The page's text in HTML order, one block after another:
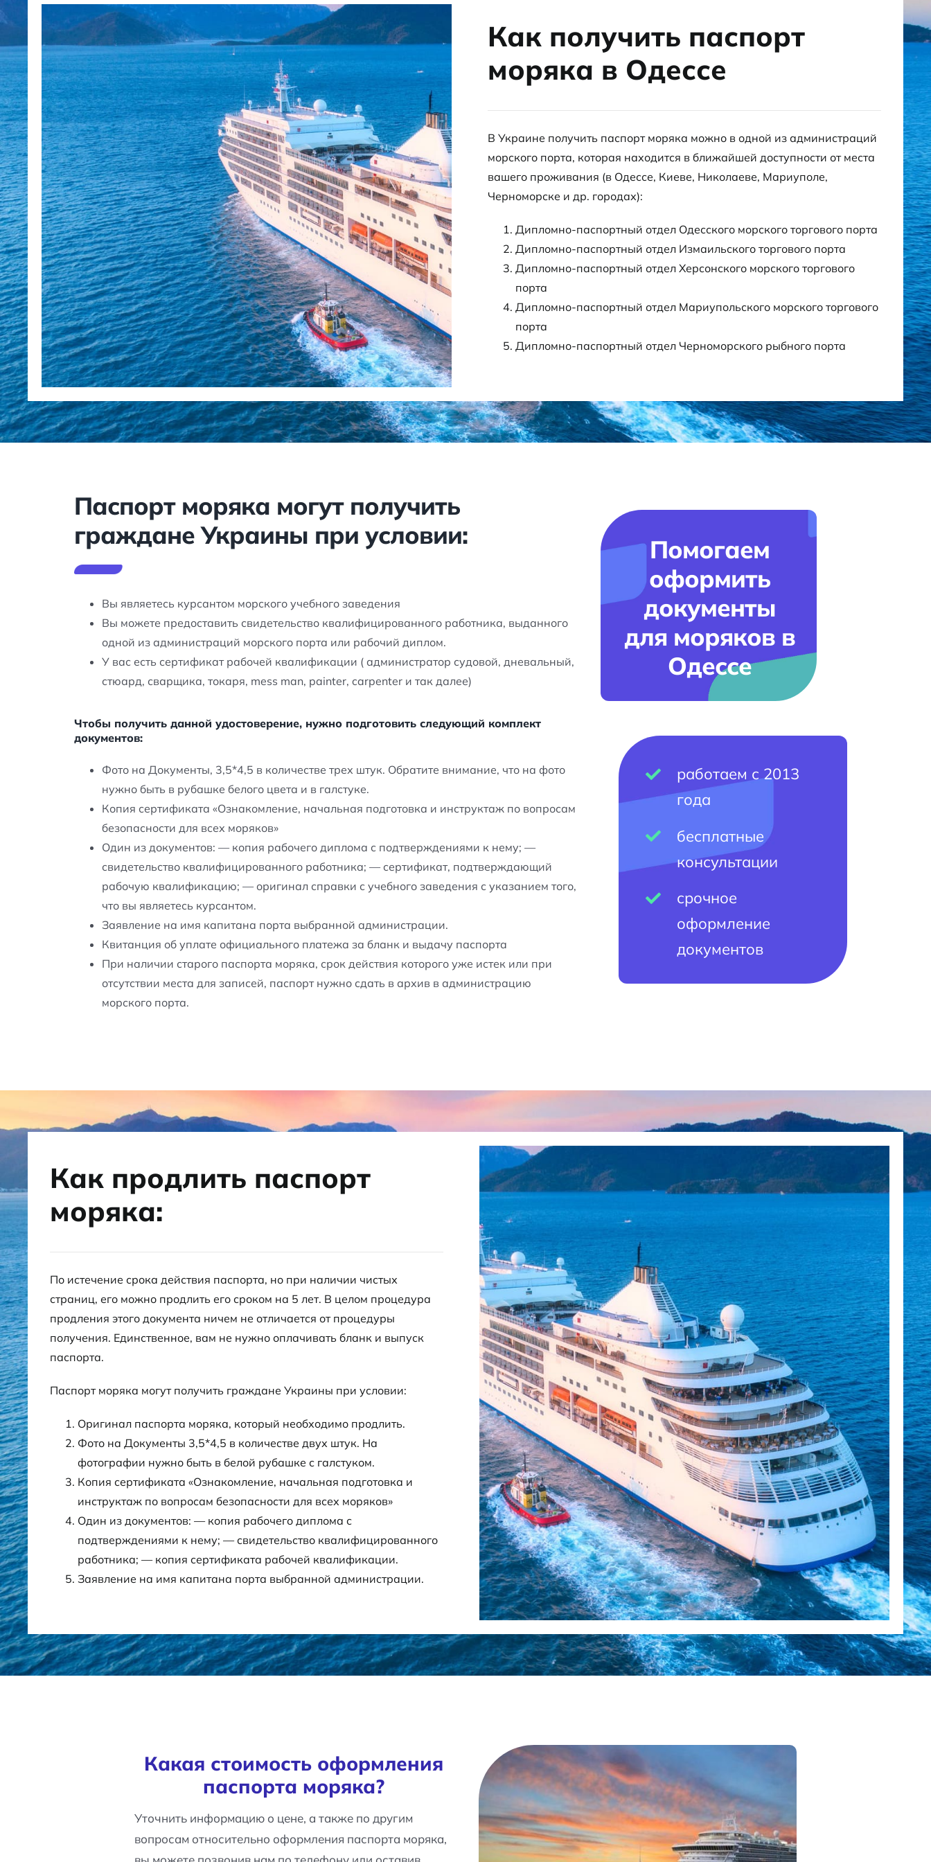
Как получить паспорт
моряка в Одессе
В Украине получить паспорт моряка можно в одной из администраций
морского порта, которая находится в ближайшей доступности от места
вашего проживания (в Одессе, Киеве, Николаеве, Мариуполе,
Черноморске и др. городах):
Дипломно-паспортный отдел Одесского морского торгового порта
Дипломно-паспортный отдел Измаильского торгового порта
Дипломно-паспортный отдел Херсонского морского торгового
порта
Дипломно-паспортный отдел Мариупольского морского торгового
порта
Дипломно-паспортный отдел Черноморского рыбного порта
Паспорт моряка могут получить
граждане Украины при условии:
Вы являетесь курсантом морского учебного заведения
Вы можете предоставить свидетельство квалифицированного работника, выданного
одной из администраций морского порта или рабочий диплом.
У вас есть сертификат рабочей квалификации ( администратор судовой, дневальный,
стюард, сварщика, токаря, mess man, painter, carpenter и так далее)
Чтобы получить данной удостоверение, нужно подготовить следующий комплект
документов:
Фото на Документы, 3,5*4,5 в количестве трех штук. Обратите внимание, что на фото
нужно быть в рубашке белого цвета и в галстуке.
Копия сертификата «Ознакомление, начальная подготовка и инструктаж по вопросам
безопасности для всех моряков»
Один из документов: — копия рабочего диплома с подтверждениями к нему; —
свидетельство квалифицированного работника; — сертификат, подтверждающий
рабочую квалификацию; — оригинал справки с учебного заведения с указанием того,
что вы являетесь курсантом.
Заявление на имя капитана порта выбранной администрации.
Квитанция об уплате официального платежа за бланк и выдачу паспорта
При наличии старого паспорта моряка, срок действия которого уже истек или при
отсутствии места для записей, паспорт нужно сдать в архив в администрацию
морского порта.
Помогаем
оформить
документы
для моряков в
Одессе
работаем с 2013
года
бесплатные
консультации
срочное
оформление
документов
Как продлить паспорт
моряка:
По истечение срока действия паспорта, но при наличии чистых
страниц, его можно продлить его сроком на 5 лет. В целом процедура
продления этого документа ничем не отличается от процедуры
получения. Единственное, вам не нужно оплачивать бланк и выпуск
паспорта.
Паспорт моряка могут получить граждане Украины при условии:
Оригинал паспорта моряка, который необходимо продлить.
Фото на Документы 3,5*4,5 в количестве двух штук. На
фотографии нужно быть в белой рубашке с галстуком.
Копия сертификата «Ознакомление, начальная подготовка и
инструктаж по вопросам безопасности для всех моряков»
Один из документов: — копия рабочего диплома с
подтверждениями к нему; — свидетельство квалифицированного
работника; — копия сертификата рабочей квалификации.
Заявление на имя капитана порта выбранной администрации.
Какая стоимость оформления
паспорта моряка?
Уточнить информацию о цене, а также по другим
вопросам относительно оформления паспорта моряка,